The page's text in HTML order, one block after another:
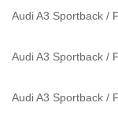
Audi A3 Sportback /
Audi A3 Sportback /
Audi A3 Sportback /